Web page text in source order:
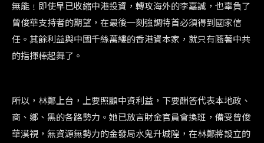
無能﹗即使早已收縮中港投資，轉攻海外的李嘉誠，也辜負了
曾俊華支持者的期望，在最後一刻強調特首必須得到國家信
任。其餘利益與中國千絲萬縷的香港資本家，就只有隨著中共
的指揮棒起舞了。
所以，林鄭上台，上要照顧中資利益，下要酬答代表本地政、
商、鄉、黑的各路勢力。她已放言財金官員會換班，備受曾俊
華漠視，無資源無勢力的金發局水鬼升城隍，在林鄭將設立的